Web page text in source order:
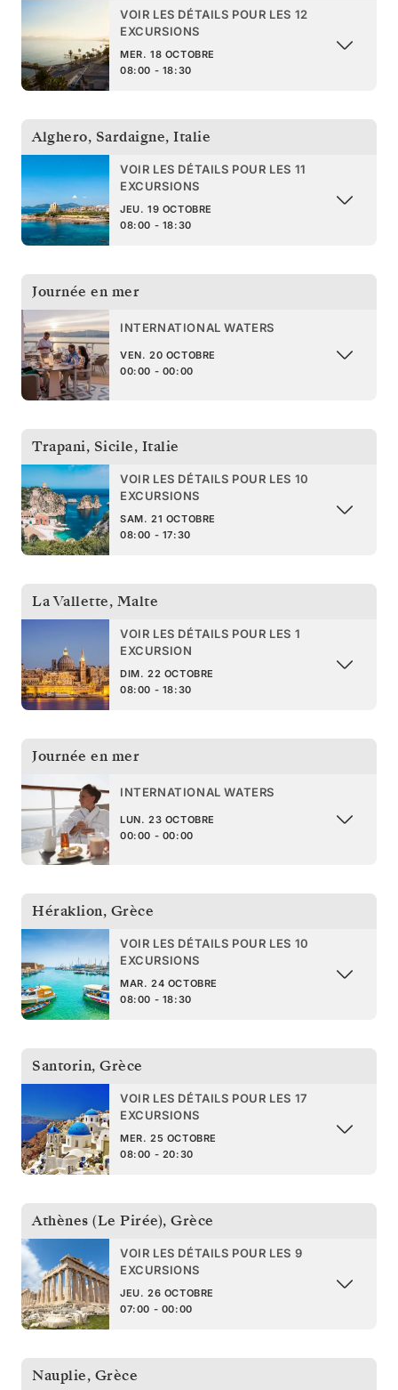
VOIR LES DÉTAILS POUR LES 12
EXCURSIONS
MER. 18 OCTOBRE
08:00 - 18:30
Alghero, Sardaigne, Italie
VOIR LES DÉTAILS POUR LES 11
EXCURSIONS
JEU. 19 OCTOBRE
08:00 - 18:30
Journée en mer
INTERNATIONAL WATERS
VEN. 20 OCTOBRE
00:00 - 00:00
Trapani, Sicile, Italie
VOIR LES DÉTAILS POUR LES 10
EXCURSIONS
SAM. 21 OCTOBRE
08:00 - 17:30
La Vallette, Malte
VOIR LES DÉTAILS POUR LES 1
EXCURSION
DIM. 22 OCTOBRE
08:00 - 18:30
Journée en mer
INTERNATIONAL WATERS
LUN. 23 OCTOBRE
00:00 - 00:00
Héraklion, Grèce
VOIR LES DÉTAILS POUR LES 10
EXCURSIONS
MAR. 24 OCTOBRE
08:00 - 18:30
Santorin, Grèce
VOIR LES DÉTAILS POUR LES 17
EXCURSIONS
MER. 25 OCTOBRE
08:00 - 20:30
Athènes (Le Pirée), Grèce
VOIR LES DÉTAILS POUR LES 9
EXCURSIONS
JEU. 26 OCTOBRE
07:00 - 00:00
Nauplie, Grèce